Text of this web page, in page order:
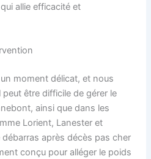
allie efficacité et
moment délicat, et nous
être difficile de gérer le
ainsi que dans les
Lorient, Lanester et
après décès pas cher
conçu pour alléger le poids